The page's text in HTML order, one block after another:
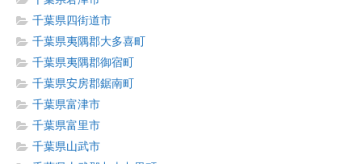
千葉県四街道市
千葉県夷隅郡大多喜町
千葉県夷隅郡御宿町
千葉県安房郡鋸南町
千葉県富津市
千葉県富里市
千葉県山武市